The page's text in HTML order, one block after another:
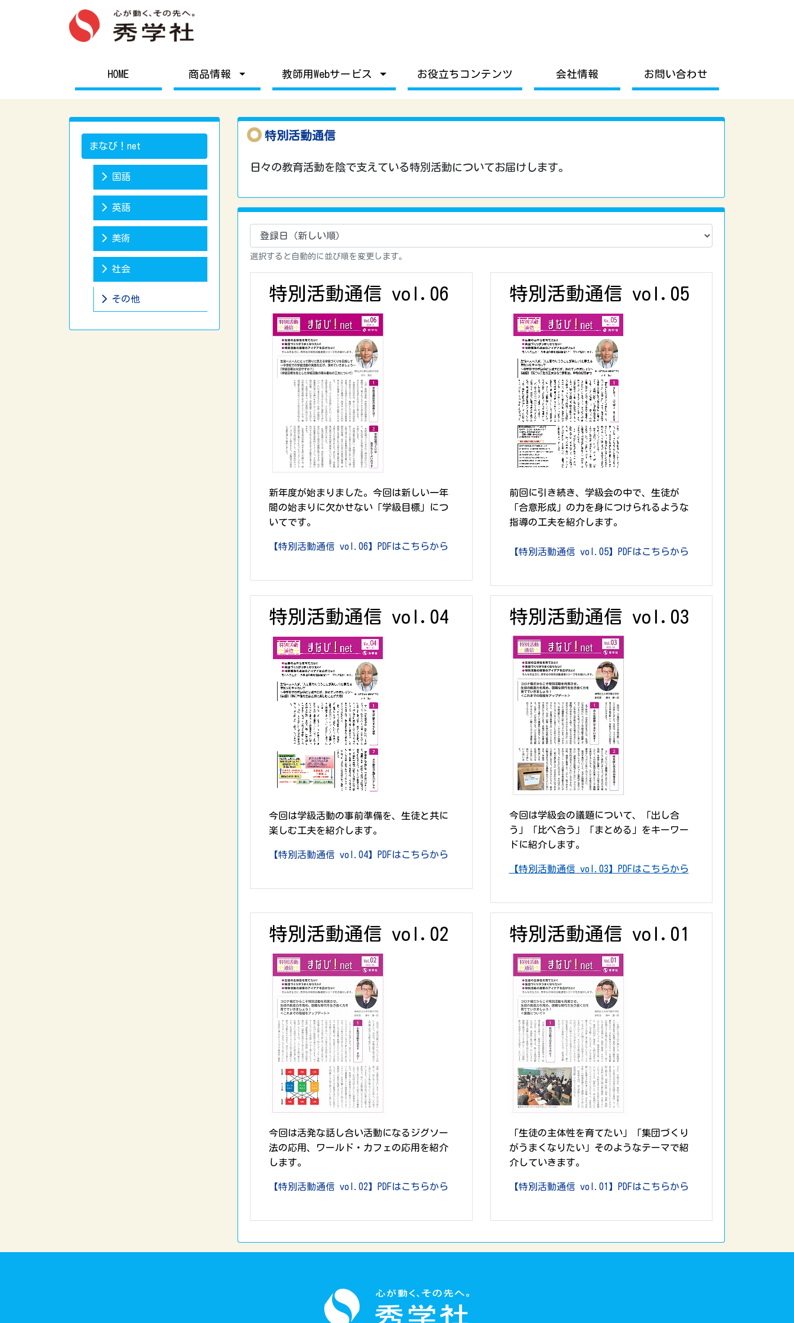
HOME 商品情報 教師用Webサービス お役立ちコンテンツ 会社情報 お問い合わせ
まなび！net
国語
英語
美術
社会
その他
特別活動通信
日々の教育活動を陰で支えている特別活動についてお届けします。
選択すると自動的に並び順を変更します。
特別活動通信 vol.06
新年度が始まりました。今回は新しい一年
間の始まりに欠かせない「学級目標」につ
いてです。
【特別活動通信 vol.06】PDFはこちらから
特別活動通信 vol.05
前回に引き続き、学級会の中で、生徒が
「合意形成」の力を身につけられるような
指導の工夫を紹介します。
【特別活動通信 vol.05】PDFはこちらから
特別活動通信 vol.04
今回は学級活動の事前準備を、生徒と共に
楽しむ工夫を紹介します。
【特別活動通信 vol.04】PDFはこちらから
特別活動通信 vol.03
今回は学級会の議題について、「出し合
う」「比べ合う」「まとめる」をキーワー
ドに紹介します。
【特別活動通信 vol.03】PDFはこちらから
特別活動通信 vol.02
今回は活発な話し合い活動になるジグソー
法の応用、ワールド・カフェの応用を紹介
します。
【特別活動通信 vol.02】PDFはこちらから
特別活動通信 vol.01
「生徒の主体性を育てたい」「集団づくり
がうまくなりたい」そのようなテーマで紹
介していきます。
【特別活動通信 vol.01】PDFはこちらから